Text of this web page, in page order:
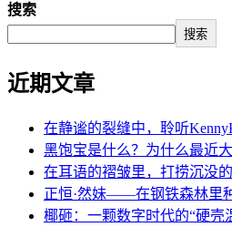
搜索
搜索
近期文章
在静谧的裂缝中，聆听
黑饱宝是什么？为什么最近
在耳语的褶皱里，打捞沉没
正恒·然妹——在钢铁森林里
椰砸：一颗数字时代的“硬壳